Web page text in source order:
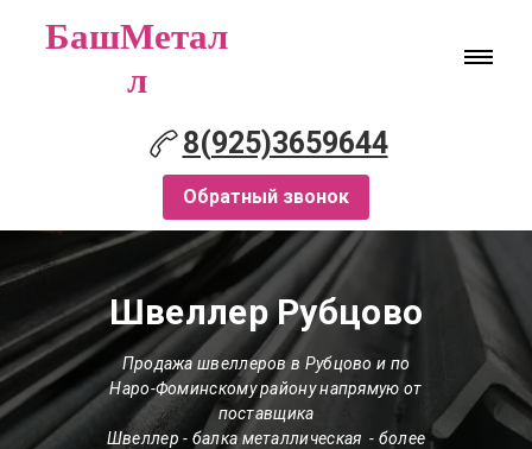
БашМетал
л
8(925)3659644
Обратный звонок
Швеллер Рубцово
Продажа швеллеров в Рубцово и по
Наро-Фоминскому району напрямую от
поставщика
Швеллер - балка металлическая - более